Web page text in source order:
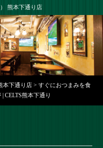
熊本下通り店
本下通り店 >すぐにおつまみを食
CELTS熊本下通り